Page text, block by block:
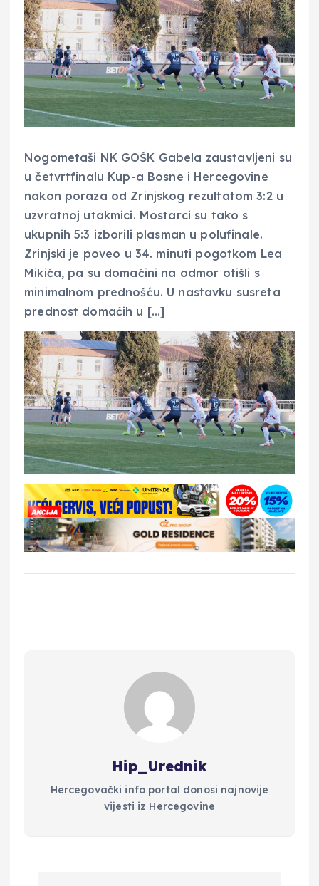
Nogometaši NK GOŠK Gabela zaustavljeni su
u četvrtfinalu Kup-a Bosne i Hercegovine
nakon poraza od Zrinjskog rezultatom 3:2 u
uzvratnoj utakmici. Mostarci su tako s
ukupnih 5:3 izborili plasman u polufinale.
Zrinjski je poveo u 34. minuti pogotkom Lea
Mikića, pa su domaćini na odmor otišli s
minimalnom prednošću. U nastavku susreta
prednost domaćih u […]
Hip_Urednik
Hercegovački info portal donosi najnovije
vijesti iz Hercegovine